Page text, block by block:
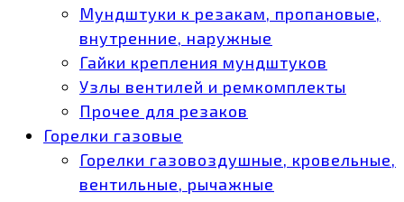
Мундштуки к резакам, пропановые,
внутренние, наружные
Гайки крепления мундштуков
Узлы вентилей и ремкомплекты
Прочее для резаков
Горелки газовые
Горелки газовоздушные, кровельные,
вентильные, рычажные